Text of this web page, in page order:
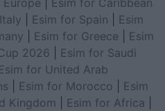
Esim for Spain
Esim
Esim for Greece
Esim
2026
Esim for Saudi
Esim for United Arab
Esim for Morocco
Esim
Kingdom Esim for Africa